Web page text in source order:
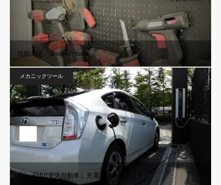
信頼の証「Snap-on tools」
メカニックツール
EV・PHV(電気自動車）充電設備があります。